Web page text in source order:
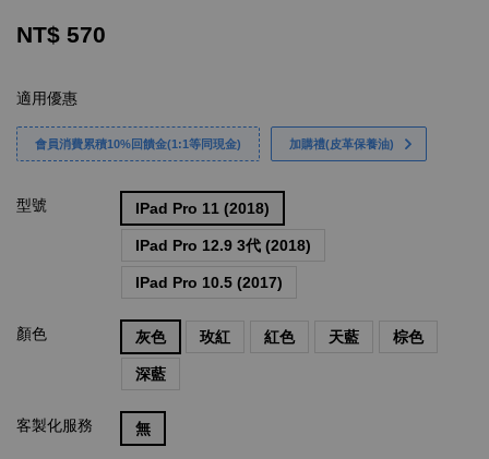
NT$ 570
適用優惠
會員消費累積10%回饋金(1:1等同現金) 加購禮(皮革保養油)
型號 IPad Pro 11 (2018)
IPad Pro 12.9 3代 (2018)
IPad Pro 10.5 (2017)
顏色 灰色 玫紅 紅色 天藍 棕色
深藍
客製化服務 無